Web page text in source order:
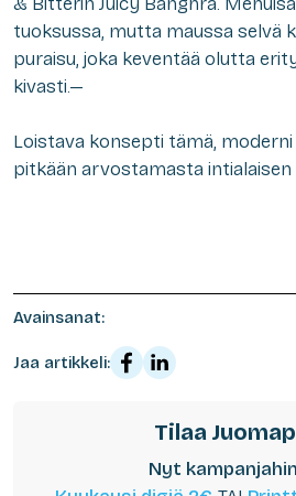
tuoksussa, mutta maussa selvä
puraisu, joka keventää olutta
kivasti.—
Loistava konsepti tämä,
pitkään arvostamasta intialaisen
Avainsanat:
Jaa artikkeli:
Tilaa
Nyt